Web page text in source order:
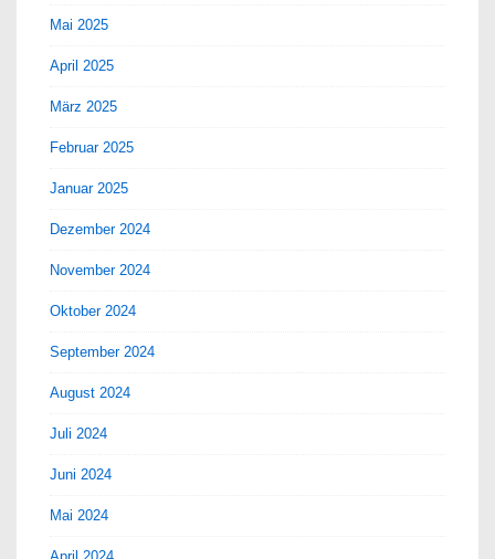
Mai 2025
April 2025
März 2025
Februar 2025
Januar 2025
Dezember 2024
November 2024
Oktober 2024
September 2024
August 2024
Juli 2024
Juni 2024
Mai 2024